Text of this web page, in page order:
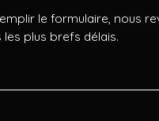
le formulaire, nous
les plus brefs délais.